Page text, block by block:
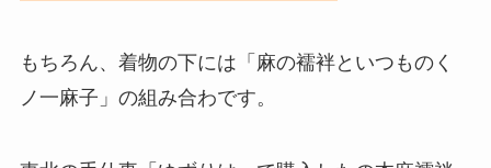
もちろん、着物の下には「麻の襦袢といつものく
ノ一麻子」の組み合わです。